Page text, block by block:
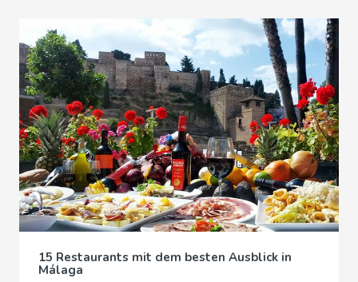
15 Restaurants mit dem besten Ausblick in
Málaga